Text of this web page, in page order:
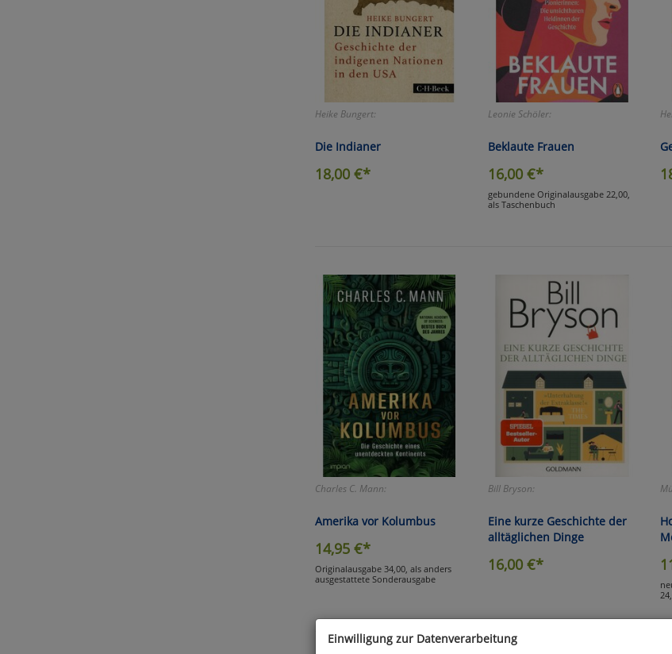
Heike Bungert:
Die Indianer
18,00 €*
Leonie Schöler:
Beklaute Frauen
16,00€*
gebundene Originalausgabe 22,00,
als Taschenbuch
Charles C. Mann:
Amerika vor Kolumbus
14,95 €*
Originalausgabe 34,00, als anders
ausgestattete Sonderausgabe
Bill Bryson:
Eine kurze Geschichte der
alltäglichen Dinge
16,00€*
Einwilligung zur Datenverarbeitung